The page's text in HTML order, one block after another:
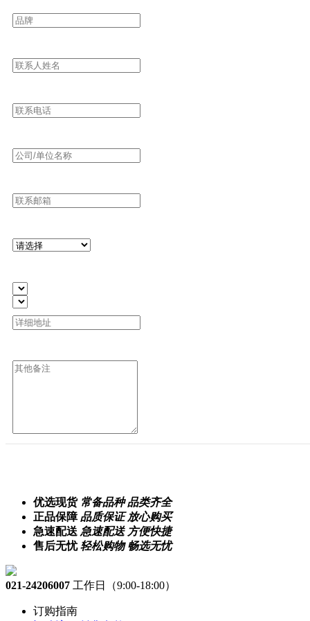
优选现货 常备品种 品类齐全
正品保障 品质保证 放心购买
急速配送 急速配送 方便快捷
售后无忧轻松购物 畅选无忧
021-24206007 工作日（9:00-18:00）
订购指南